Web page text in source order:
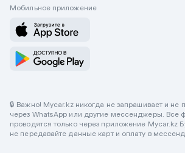
Мобильное приложение
🔒 Важно! Mycar.kz никогда не запрашивает и не
через WhatsApp или другие мессенджеры. Все
проводятся только через приложение Mycar.kz
не передавайте данные карт и оплату в